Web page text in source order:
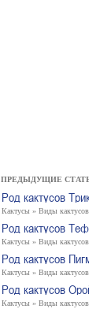
ПРЕДЫДУЩИЕ
Род кактусов
Кактусы » Виды кактусов
Род кактусов
Кактусы » Виды кактусов
Род кактусов
Кактусы » Виды кактусов
Род кактусов
Кактусы » Виды кактусов